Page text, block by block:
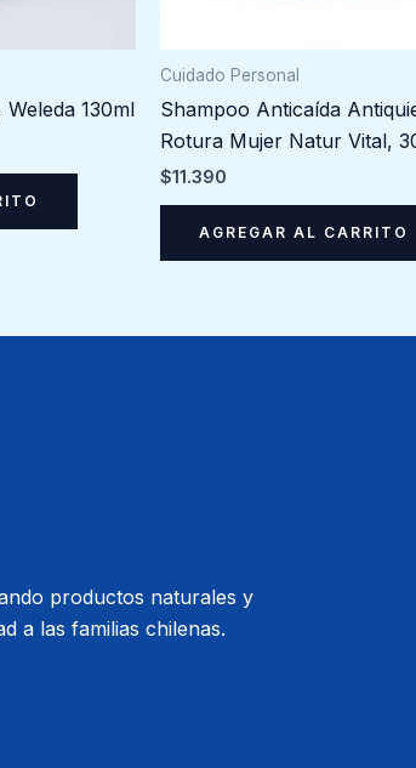
130ml
Cuidado Personal
Shampoo Anticaída
Rotura Mujer Natur Vital,
$11.390
AGREGAR AL CARRITO
productos naturales y
a las familias chilenas.